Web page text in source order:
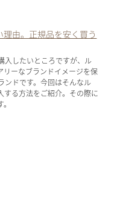
由。正規品を安く買う
入したいところですが、ル
リーなブランドイメージを保
ンドです。今回はそんなル
する方法をご紹介。その際に